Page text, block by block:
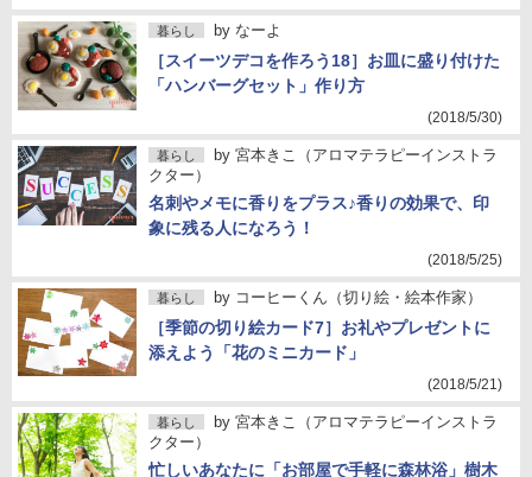
暮らし by なーよ
［スイーツデコを作ろう18］お皿に盛り付けた
「ハンバーグセット」作り方
(2018/5/30)
暮らし by 宮本きこ（アロマテラピーインストラ
クター）
名刺やメモに香りをプラス♪香りの効果で、印
象に残る人になろう！
(2018/5/25)
暮らし by コーヒーくん（切り絵・絵本作家）
［季節の切り絵カード7］お礼やプレゼントに
添えよう「花のミニカード」
(2018/5/21)
暮らし by 宮本きこ（アロマテラピーインストラ
クター）
忙しいあなたに「お部屋で手軽に森林浴」樹木